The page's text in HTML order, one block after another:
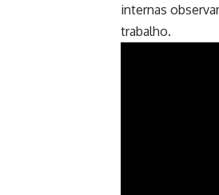
internas
trabalho.